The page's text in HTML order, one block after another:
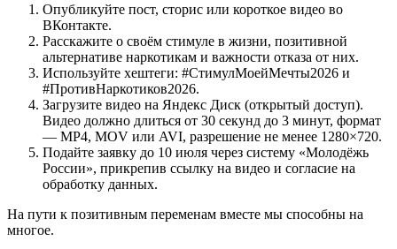
Опубликуйте пост, сторис или короткое видео во
ВКонтакте.
Расскажите о своём стимуле в жизни, позитивной
альтернативе наркотикам и важности отказа от них.
Используйте хештеги: #СтимулМоейМечты2026 и
#ПротивНаркотиков2026.
Загрузите видео на Яндекс Диск (открытый доступ).
Видео должно длиться от 30 секунд до 3 минут, формат
— MP4, MOV или AVI, разрешение не менее 1280×720.
Подайте заявку до 10 июля через систему «Молодёжь
России», прикрепив ссылку на видео и согласие на
обработку данных.
На пути к позитивным переменам вместе мы способны на
многое.